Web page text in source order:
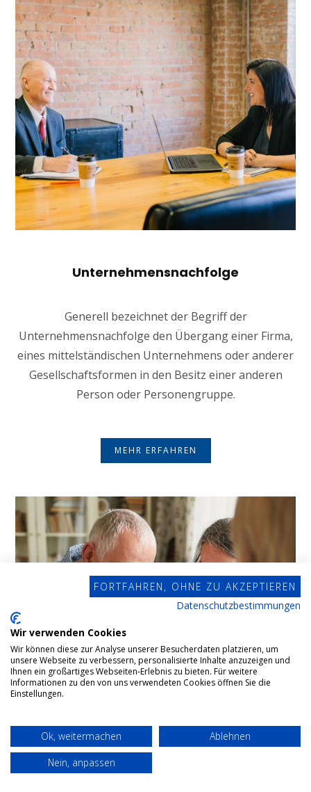
Unternehmensnachfolge
Generell bezeichnet der Begriff der
Unternehmensnachfolge den Übergang einer Firma,
eines mittelständischen Unternehmens oder anderer
Gesellschaftsformen in den Besitz einer anderen
Person oder Personengruppe.
MEHR ERFAHREN
FORTFAHREN, OHNE ZU AKZEPTIEREN
Datenschutzbestimmungen
Wir verwenden Cookies
Wir können diese zur Analyse unserer Besucherdaten platzieren, um
unsere Webseite zu verbessern, personalisierte Inhalte anzuzeigen und
Ihnen ein großartiges Webseiten-Erlebnis zu bieten. Für weitere
Informationen zu den von uns verwendeten Cookies öffnen Sie die
Einstellungen.
Ok, weitermachen
Ablehnen
Nein, anpassen